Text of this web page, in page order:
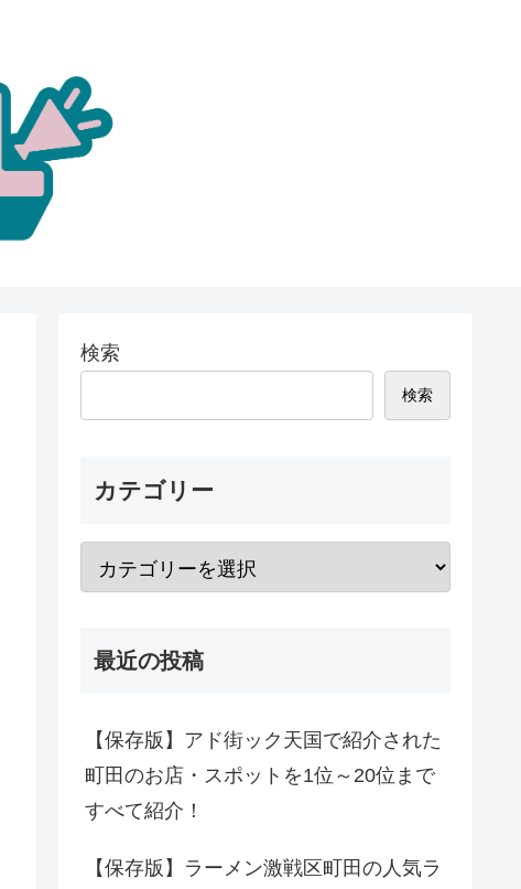
検索
検索
カテゴリー
最近の投稿
【保存版】アド街ック天国で紹介された
町田のお店・スポットを1位～20位まで
すべて紹介！
【保存版】ラーメン激戦区町田の人気ラ